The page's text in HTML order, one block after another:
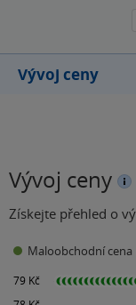
Vývoj ceny
Vývoj ceny
Získejte přehled o
Maloobchodní cena